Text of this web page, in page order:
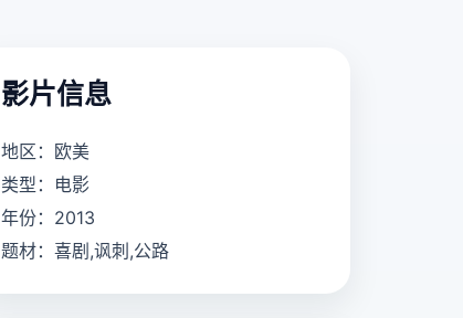
影片信息
地区：欧美
类型：电影
年份：2013
题材：喜剧,讽刺,公路